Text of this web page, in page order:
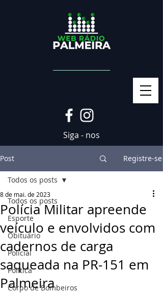
Siga - nos
Post Registre-se
Todos os posts
Esporte
Obituário
Policial
Politica
Corpo de Bombeiros
Todos os posts
Polícia Militar apreende
veículo e envolvidos com
cadernos de carga
saqueada na PR-151 em
Palmeira
8 de mai. de 2023